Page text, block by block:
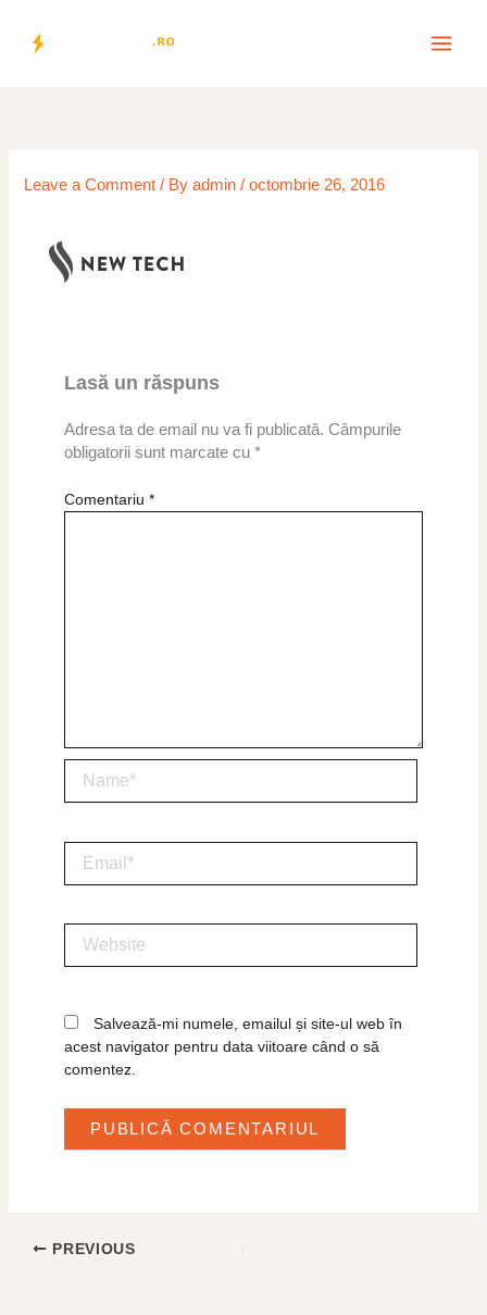
content
Leave a Comment / Byadmin/octombrie 26, 2016
Lasă un răspuns
Adresa ta de email nu va fi publicată. Câmpurile
obligatorii sunt marcate cu *
Comentariu *
Salvează-mi numele, emailul și site-ul web în
acest navigator pentru data viitoare când o să
comentez.
PREVIOUS